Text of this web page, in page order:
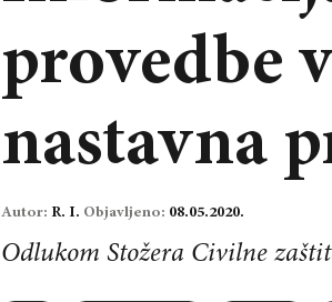
provedbe
nastavna
Autor: R. I. Objavljeno: 08.05.2020.
Odlukom Stožera Civilne